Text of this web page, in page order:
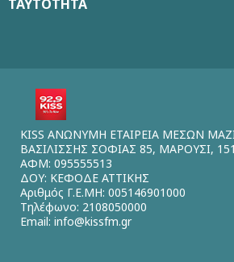
ΤΑΥΤΟΤΗΤΑ
KISS ΑΝΩΝΥΜΗ ΕΤΑΙΡΕΙΑ ΜΕΣΩΝ
ΒΑΣΙΛΙΣΣΗΣ ΣΟΦΙΑΣ 85, ΜΑΡΟΥΣΙ,
ΑΦΜ: 095555513
ΔΟΥ: ΚΕΦΟΔΕ ΑΤΤΙΚΗΣ
Αριθμός Γ.Ε.ΜΗ: 005146901000
Τηλέφωνο: 2108050000
Email: info@kissfm.gr